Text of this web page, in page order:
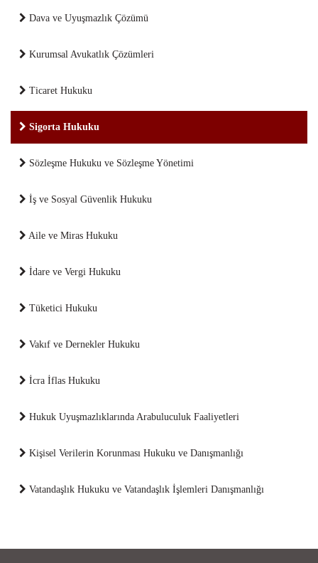
Dava ve Uyuşmazlık Çözümü
Kurumsal Avukatlık Çözümleri
Ticaret Hukuku
Sigorta Hukuku
Sözleşme Hukuku ve Sözleşme Yönetimi
İş ve Sosyal Güvenlik Hukuku
Aile ve Miras Hukuku
İdare ve Vergi Hukuku
Tüketici Hukuku
Vakıf ve Dernekler Hukuku
İcra İflas Hukuku
Hukuk Uyuşmazlıklarında Arabuluculuk Faaliyetleri
Kişisel Verilerin Korunması Hukuku ve Danışmanlığı
Vatandaşlık Hukuku ve Vatandaşlık İşlemleri Danışmanlığı